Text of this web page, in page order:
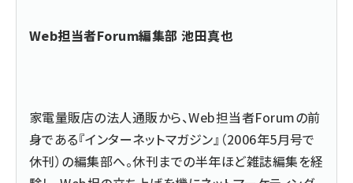
Web担当者Forum編集部 池田真也
家電量販店の法人通販から、Web担当者Forumの前
身である『インターネットマガジン』（2006年5月号で
休刊）の編集部へ。休刊までの半年ほど雑誌編集を経